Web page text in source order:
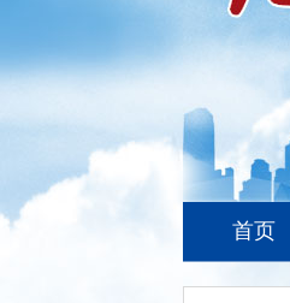
首页